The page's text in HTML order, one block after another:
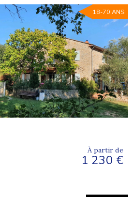
18-70 ANS
À partir de
1 230 €